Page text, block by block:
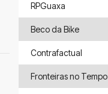
RPGuaxa
Beco da Bike
Contrafactual
Fronteiras no Tempo